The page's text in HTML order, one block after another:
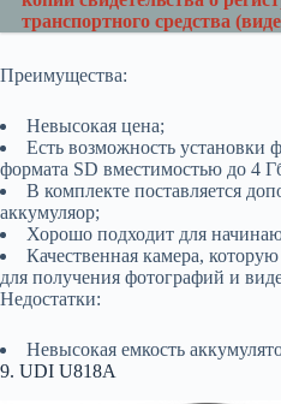
транспортного средства
Преимущества:
Невысокая цена;
Есть возможность установки
формата SD вместимостью до 4
В комплекте поставляется
аккумуляор;
Хорошо подходит для
Качественная камера,
для получения фотографий и
Недостатки:
Невысокая емкость
9. UDI U818A